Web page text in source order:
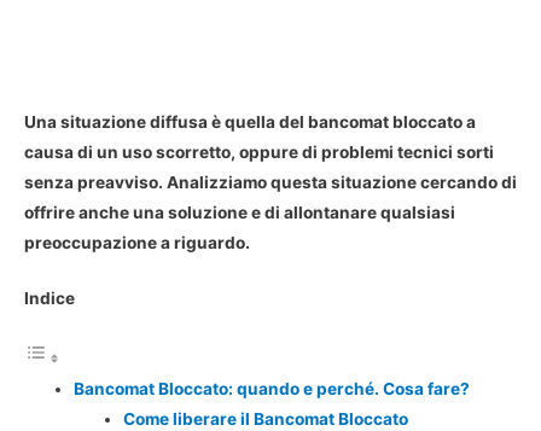
Una situazione diffusa è quella del bancomat bloccato a
causa di un uso scorretto, oppure di problemi tecnici sorti
senza preavviso. Analizziamo questa situazione cercando di
offrire anche una soluzione e di allontanare qualsiasi
preoccupazione a riguardo.
Indice
Bancomat Bloccato: quando e perché. Cosa fare?
Come liberare il Bancomat Bloccato